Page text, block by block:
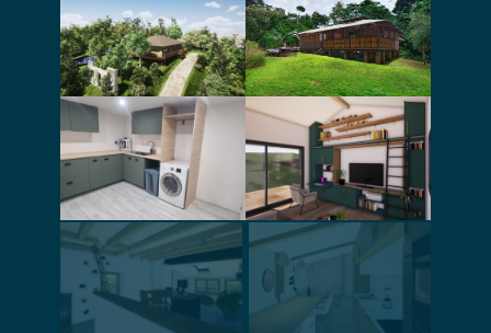
Conception et
permis d’une
maison en paille
porteuse
Permis de
construire pour
une maison dans
la jungle
Aménagement
d’une buanderie
en sous-sol
Rénovation,
extension d’une
petite maison
mitoyenne,
agencement
intérieur
Rénovation et
aménagement
intérieur d’une
maison de
village
Aménagement
une pièce à vivre
et d’une salle de
bain